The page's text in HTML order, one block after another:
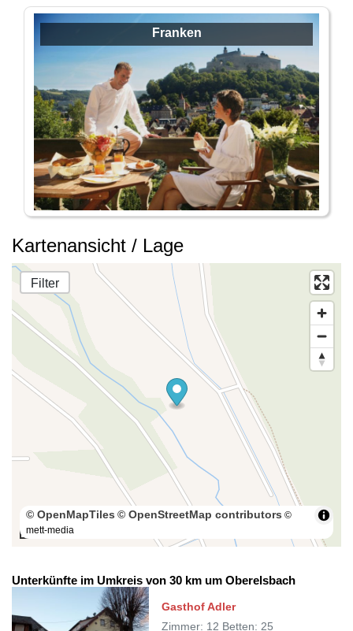
Franken
Kartenansicht / Lage
Filter
100 m
© OpenMapTiles © OpenStreetMap contributors ©
mett-media
Unterkünfte im Umkreis von 30 km um Oberelsbach
Gasthof Adler
Zimmer: 12 Betten: 25